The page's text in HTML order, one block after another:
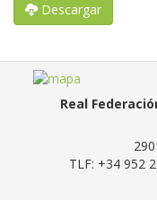
Descargar
Real
TLF: +34 952